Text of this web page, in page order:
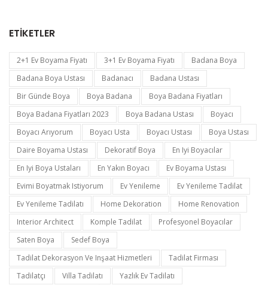
ETIKETLER
2+1 Ev Boyama Fiyatı 3+1 Ev Boyama Fiyatı
Badana Boya
Badana Boya Ustası
Badanacı
Badana Ustası
Bir Günde Boya
Boya Badana
Boya Badana Fiyatları
Boya Badana Fiyatları 2023
Boya Badana Ustası
Boyacı
Boyacı Arıyorum
Boyacı Usta Boyacı Ustası
Boya Ustası
Daire Boyama Ustası
Dekoratif Boya
En Iyi Boyacılar
En Iyi Boya Ustaları
En Yakın Boyacı
Ev Boyama Ustası
Evimi Boyatmak Istiyorum
Ev Yenileme
Ev Yenileme Tadilat
Ev Yenileme Tadilatı
Home Dekoration
Home Renovation
Interior Architect
Komple Tadilat
Profesyonel Boyacılar
Saten Boya
Sedef Boya
Tadilat Dekorasyon Ve Inşaat Hizmetleri
Tadilat Firması
Tadilatçı
Villa Tadilatı
Yazlık Ev Tadilatı